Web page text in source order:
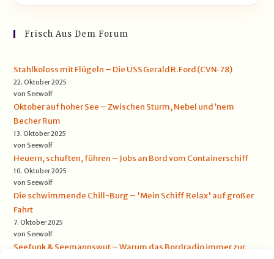
Frisch Aus Dem Forum
Stahlkoloss mit Flügeln – Die USS Gerald R. Ford (CVN‑78)
22. Oktober 2025
von Seewolf
Oktober auf hoher See – Zwischen Sturm, Nebel und ’nem
Becher Rum
13. Oktober 2025
von Seewolf
Heuern, schuften, führen – Jobs an Bord vom Containerschiff
10. Oktober 2025
von Seewolf
Die schwimmende Chill-Burg – 'Mein Schiff Relax' auf großer
Fahrt
7. Oktober 2025
von Seewolf
Seefunk & Seemannswut – Warum das Bordradio immer zur